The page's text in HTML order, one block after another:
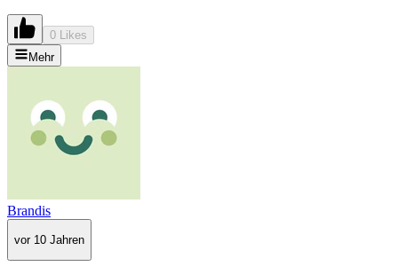
0 Likes
Mehr
Brandis
vor 10 Jahren